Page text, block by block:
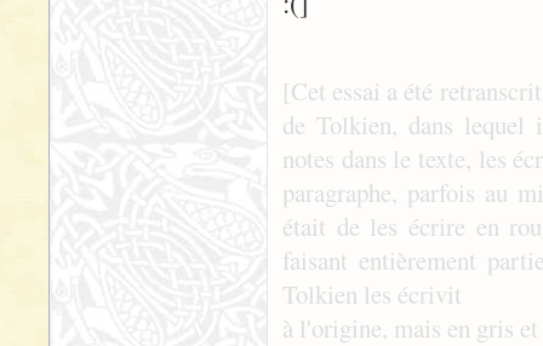
[Cet essai a été
de Tolkien, dans lequel
notes dans le texte, les
paragraphe, parfois au
était de les écrire en
faisant entièrement
Tolkien les écrivit
à l'origine, mais en gris